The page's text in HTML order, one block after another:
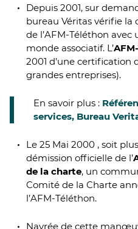
Depuis 2001, sur
bureau Véritas vérifie la
de l’AFM-Téléthon
monde associatif. L’
2001 d’une certification
grandes entreprises).
En savoir plus :
services, Bureau
Le 25 Mai 2000 , soit
démission officielle de l’
de la charte, un
Comité de la Charte
l’AFM-Téléthon.
Navrée de cette